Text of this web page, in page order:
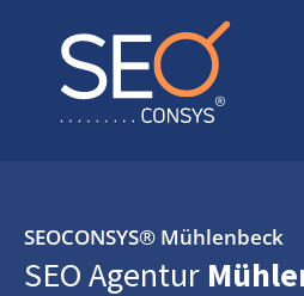
SEOCONSYS® Mühlenbeck
SEO Agentur